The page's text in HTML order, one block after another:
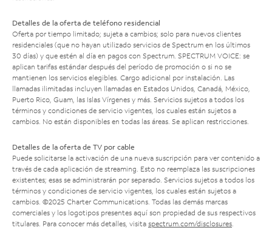
Detalles de la oferta de teléfono residencial
Oferta por tiempo limitado; sujeta a cambios; solo para nuevos clientes
residenciales (que no hayan utilizado servicios de Spectrum en los últimos
30 días) y que estén al día en pagos con Spectrum. SPECTRUM VOICE: se
aplican tarifas estándar después del período de promoción o si no se
mantienen los servicios elegibles. Cargo adicional por instalación. Las
llamadas ilimitadas incluyen llamadas en Estados Unidos, Canadá, México,
Puerto Rico, Guam, las Islas Vírgenes y más. Servicios sujetos a todos los
términos y condiciones de servicio vigentes, los cuales están sujetos a
cambios. No están disponibles en todas las áreas. Se aplican restricciones.
Detalles de la oferta de TV por cable
Puede solicitarse la activación de una nueva suscripción para ver contenido a
través de cada aplicación de streaming. Esto no reemplaza las suscripciones
existentes; esas se administrarán por separado. Servicios sujetos a todos los
términos y condiciones de servicio vigentes, los cuales están sujetos a
cambios. ©2025 Charter Communications. Todas las demás marcas
comerciales y los logotipos presentes aquí son propiedad de sus respectivos
titulares. Para conocer más detalles, visita spectrum.com/disclosures